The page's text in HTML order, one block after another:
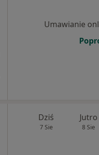
Umawianie
Dziś
7 Sie
Jutro
8 Sie